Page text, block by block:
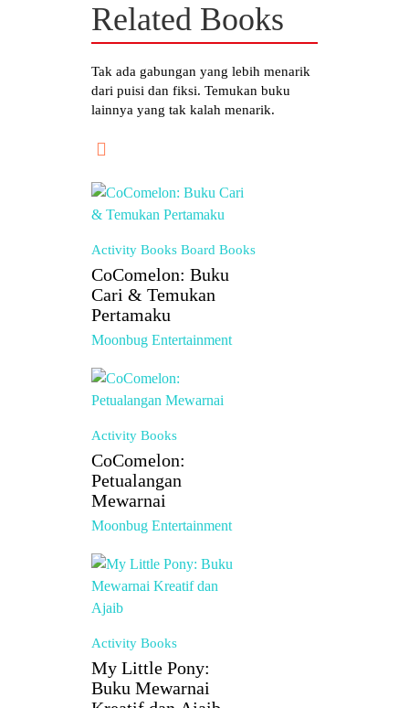
Related Books
Tak ada gabungan yang lebih menarik
dari puisi dan fiksi. Temukan buku
lainnya yang tak kalah menarik.
Activity Books Board Books
CoComelon: Buku
Cari & Temukan
Pertamaku
Moonbug Entertainment
Activity Books
CoComelon:
Petualangan
Mewarnai
Moonbug Entertainment
Activity Books
My Little Pony:
Buku Mewarnai